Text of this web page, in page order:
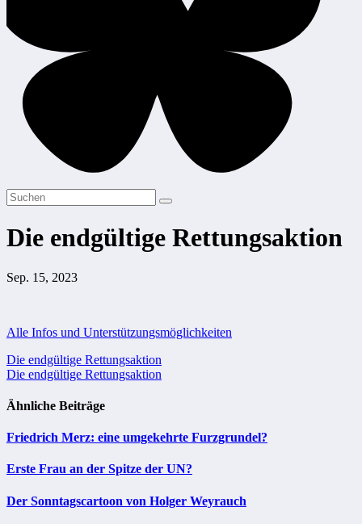
Die endgültige Rettungsaktion
Sep. 15, 2023
Alle Infos und Unterstützungsmöglichkeiten
Beitragsnavigation
Die endgültige Rettungsaktion
Die endgültige Rettungsaktion
Ähnliche Beiträge
Friedrich Merz: eine umgekehrte Furzgrundel?
Erste Frau an der Spitze der UN?
Der Sonntagscartoon von Holger Weyrauch